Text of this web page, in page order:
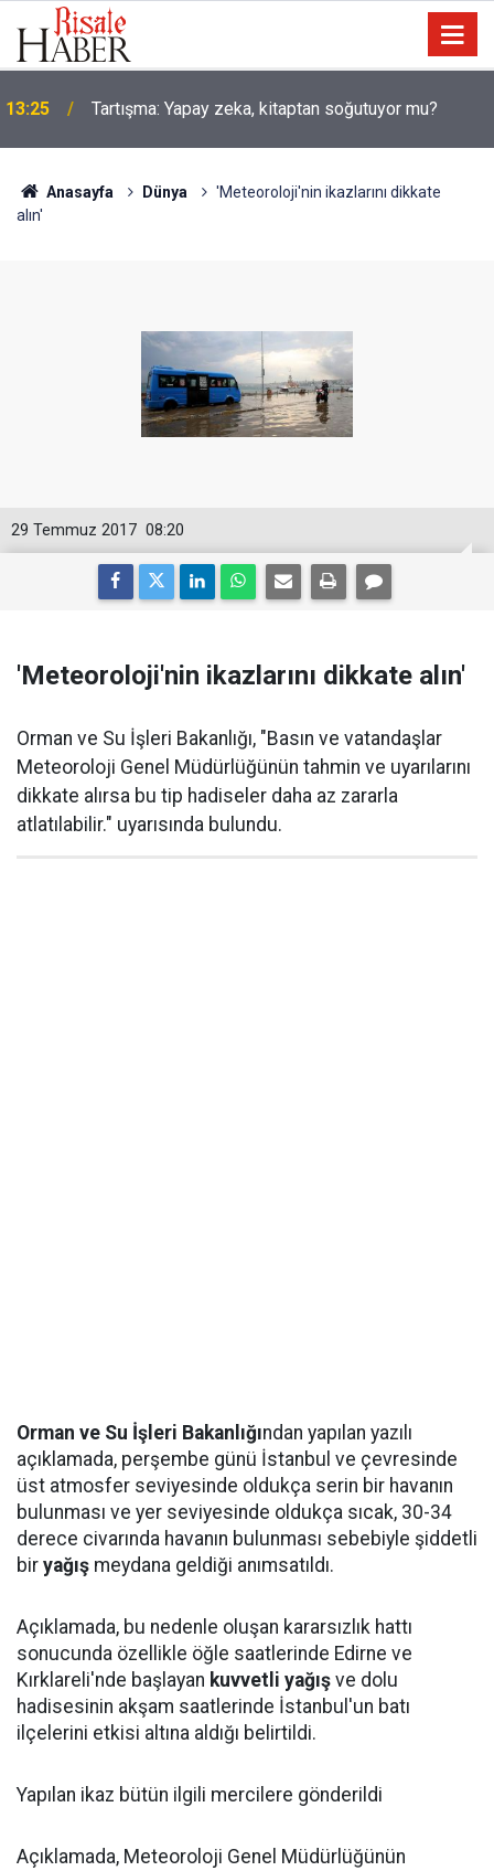
13:25 Tartışma: Yapay zeka, kitaptan soğutuyor mu?
Anasayfa Dünya
'Meteoroloji'nin ikazlarını dikkate
alın'
08:20
29 Temmuz 2017
'Meteoroloji'nin ikazlarını dikkate alın'
Orman ve Su İşleri Bakanlığı, "Basın ve vatandaşlar
Meteoroloji Genel Müdürlüğünün tahmin ve uyarılarını
dikkate alırsa bu tip hadiseler daha az zararla
atlatılabilir." uyarısında bulundu.
Orman ve Su İşleri Bakanlığından yapılan yazılı
açıklamada, perşembe günü İstanbul ve çevresinde
üst atmosfer seviyesinde oldukça serin bir havanın
bulunması ve yer seviyesinde oldukça sıcak, 30-34
derece civarında havanın bulunması sebebiyle şiddetli
bir yağış meydana geldiği anımsatıldı.
Açıklamada, bu nedenle oluşan kararsızlık hattı
sonucunda özellikle öğle saatlerinde Edirne ve
Kırklareli'nde başlayan kuvvetli yağış ve dolu
hadisesinin akşam saatlerinde İstanbul'un batı
ilçelerini etkisi altına aldığı belirtildi.
Yapılan ikaz bütün ilgili mercilere gönderildi
Açıklamada, Meteoroloji Genel Müdürlüğünün